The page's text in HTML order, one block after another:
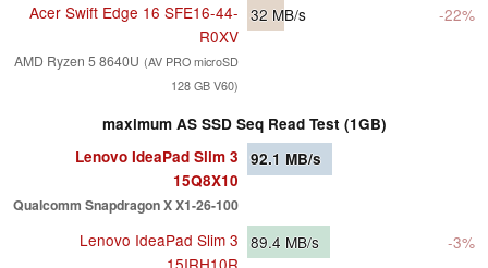
Acer Swift Edge 16 SFE16-44-
R0XV
AMD Ryzen 5 8640U (AV PRO microSD
128 GB V60)
32 MB/s -22%
maximum AS SSD Seq Read Test (1GB)
Lenovo IdeaPad Slim 3
15Q8X10
Qualcomm Snapdragon X X1-26-100
92.1 MB/s
Lenovo IdeaPad Slim 3 89.4 MB/s -3%